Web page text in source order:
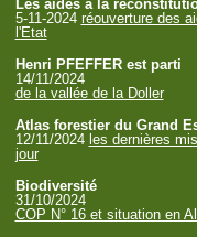
Les aides à la
5-11-2024 réouverture des
l'Etat
Henri PFEFFER est parti
14/11/2024
de la vallée de la Doller
Atlas forestier du Grand
12/11/2024 les dernières
jour
Biodiversité
31/10/2024
COP N° 16 et situation en